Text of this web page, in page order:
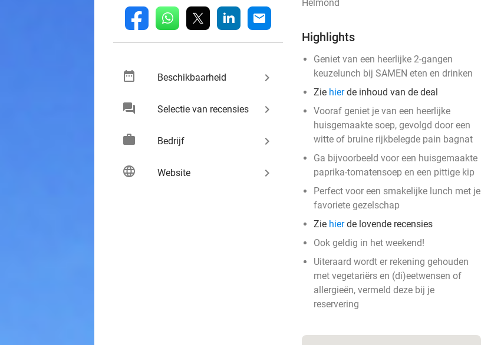
fb whatsapp linkedin mail
date_range Beschikbaarheid keyboard_arrow_right
chat Selectie van recensies keyboard_arrow_right
work Bedrijf keyboard_arrow_right
language Website keyboard_arrow_right
Helmond
Highlights
Geniet van een heerlijke 2-gangen
keuzelunch bij SAMEN eten en drinken
Zie hierde inhoud van de deal
Vooraf geniet je van een heerlijke
huisgemaakte soep, gevolgd door een
witte of bruine rijkbelegde pain bagnat
Ga bijvoorbeeld voor een huisgemaakte
paprika-tomatensoep en een pittige kip
Perfect voor een smakelijke lunch met je
favoriete gezelschap
Zie hierde lovende recensies
Ook geldig in het weekend!
Uiteraard wordt er rekening gehouden
met vegetariërs en (di)eetwensen of
allergieën, vermeld deze bij je
reservering